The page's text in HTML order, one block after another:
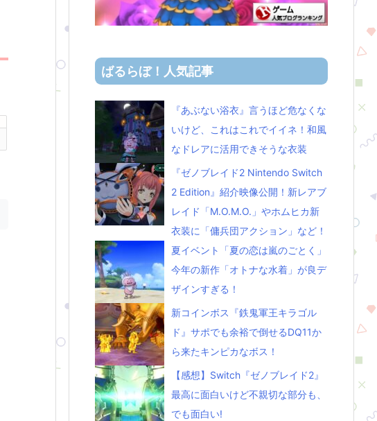
ばるらぼ！人気記事
『あぶない浴衣』言うほど危なくな
いけど、これはこれでイイネ！和風
なドレアに活用できそうな衣装
『ゼノブレイド2 Nintendo Switch
2 Edition』紹介映像公開！新レアブ
レイド「M.O.M.O.」やホムヒカ新
衣装に「傭兵団アクション」など！
夏イベント「夏の恋は嵐のごとく」
今年の新作「オトナな水着」が良デ
ザインすぎる！
新コインボス『鉄鬼軍王キラゴル
ド』サポでも余裕で倒せるDQ11か
ら来たキンピカなボス！
【感想】Switch『ゼノブレイド2』
最高に面白いけど不親切な部分も、
でも面白い!